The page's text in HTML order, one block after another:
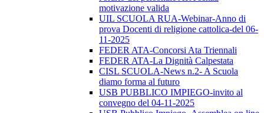
motivazione valida
UIL SCUOLA RUA-Webinar-Anno di
prova Docenti di religione cattolica-del 06-
11-2025
FEDER ATA-Concorsi Ata Triennali
FEDER ATA-La Dignità Calpestata
CISL SCUOLA-News n.2- A Scuola
diamo forma al futuro
USB PUBBLICO IMPIEGO-invito al
convegno del 04-11-2025